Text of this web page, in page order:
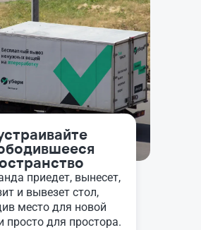
приедет, вынесет,
и вывезет стол,
место для новой
просто для простора.